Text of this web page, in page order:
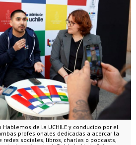
de la UCHILE y conducido por el
profesionales dedicadas a acercar la
redes sociales, libros, charlas o podcasts,